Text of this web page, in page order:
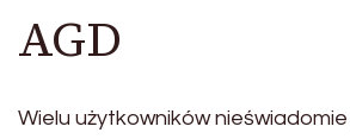
AGD
Wielu użytkowników nieświadomie